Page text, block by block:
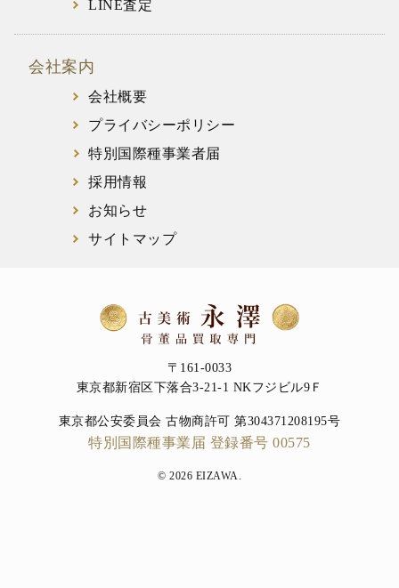
LINE査定
会社案内
会社概要
プライバシーポリシー
特別国際種事業者届
採用情報
お知らせ
サイトマップ
〒161-0033
東京都新宿区下落合3-21-1 NKフジビル9Ｆ
東京都公安委員会 古物商許可 第304371208195号
特別国際種事業届 登録番号 00575
© 2026 EIZAWA.